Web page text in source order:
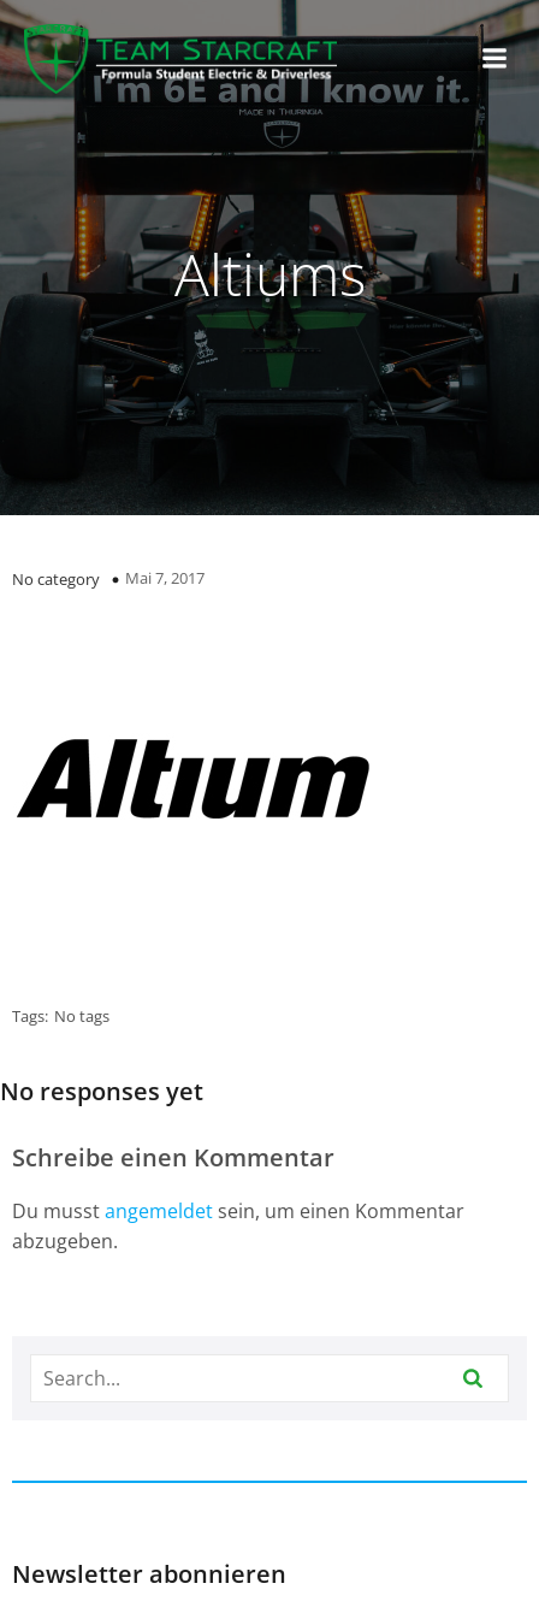
Altiums
No category Mai 7, 2017
Tags: No tags
No responses yet
Schreibe einen Kommentar
Du musstangemeldet sein, um einen Kommentar
abzugeben.
Newsletter abonnieren